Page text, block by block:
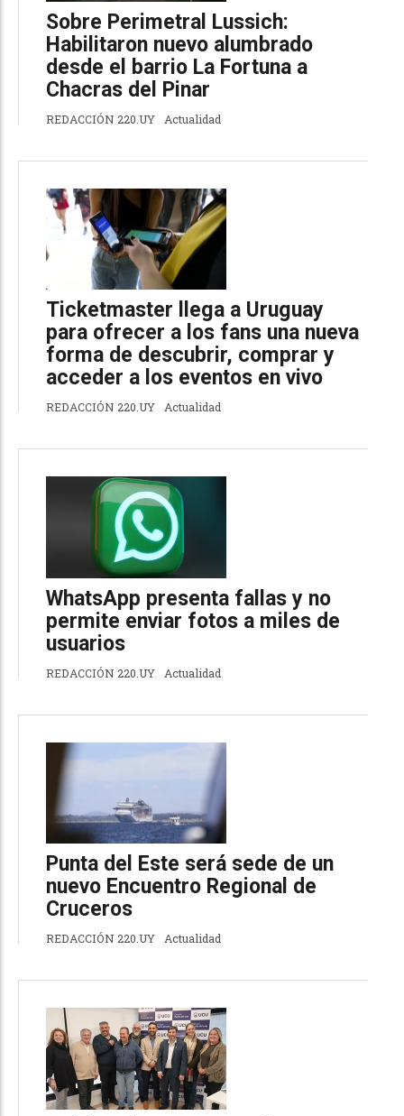
Sobre Perimetral Lussich:
Habilitaron nuevo alumbrado
desde el barrio La Fortuna a
Chacras del Pinar
REDACCIÓN 220.UY Actualidad
Ticketmaster llega a Uruguay
para ofrecer a los fans una nueva
forma de descubrir, comprar y
acceder a los eventos en vivo
REDACCIÓN 220.UY Actualidad
WhatsApp presenta fallas y no
permite enviar fotos a miles de
usuarios
REDACCIÓN 220.UY Actualidad
Punta del Este será sede de un
nuevo Encuentro Regional de
Cruceros
REDACCIÓN 220.UY Actualidad